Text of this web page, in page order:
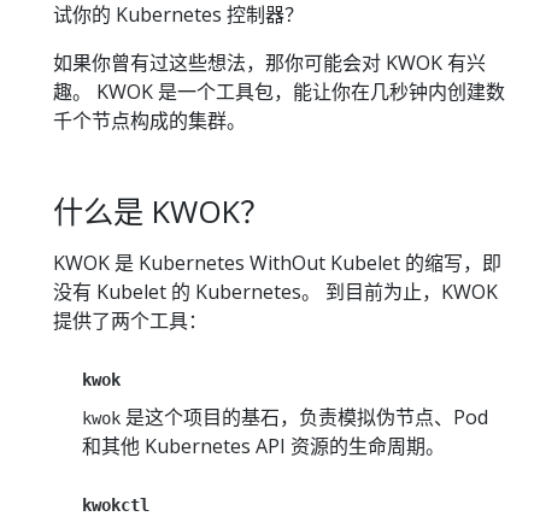
试你的 Kubernetes 控制器？
如果你曾有过这些想法，那你可能会对 KWOK 有兴
趣。 KWOK 是一个工具包，能让你在几秒钟内创建数
千个节点构成的集群。
什么是 KWOK？
KWOK 是 Kubernetes WithOut Kubelet 的缩写，即
没有 Kubelet 的 Kubernetes。 到目前为止，KWOK
提供了两个工具：
kwok
kwok 是这个项目的基石，负责模拟伪节点、Pod
和其他 Kubernetes API 资源的生命周期。
kwokctl